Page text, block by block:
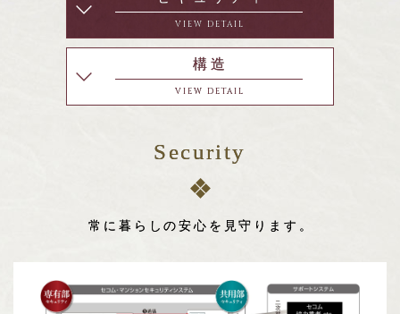
VIEW DETAIL
構造
VIEW DETAIL
Security
常に暮らしの安心を見守ります。